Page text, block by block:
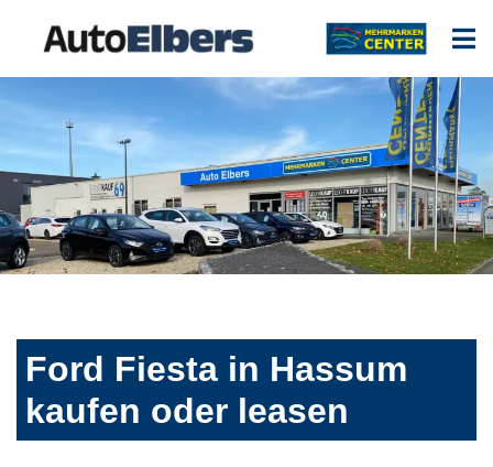
Ford Fiesta in Hassum
kaufen oder leasen